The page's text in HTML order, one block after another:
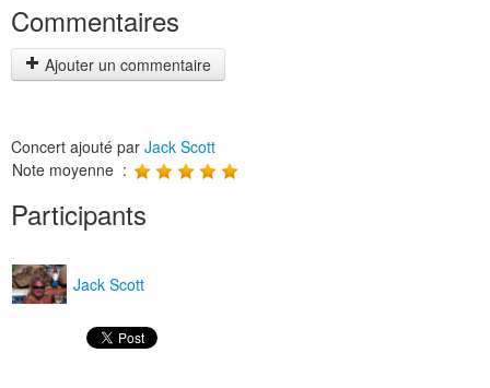
Commentaires
Ajouter un commentaire
Concert ajouté par Jack Scott
Note moyenne :
Participants
Jack Scott